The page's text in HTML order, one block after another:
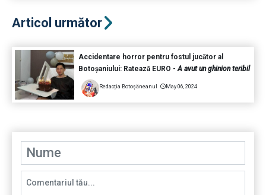
Articol următor
Accidentare horror pentru fostul jucător al
Botoșaniului: Ratează EURO -A avut un ghinion teribil
Redacția Botoșăneanul May 06, 2024